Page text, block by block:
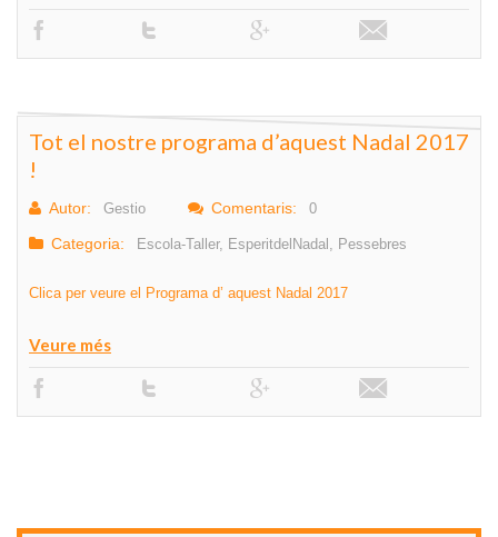
Tot el nostre programa d’aquest Nadal 2017
!
Autor: Gestio Comentaris: 0
Categoria: Escola-Taller, EsperitdelNadal , Pessebres
Clica per veure el Programa d’ aquest Nadal 2017
Veure més